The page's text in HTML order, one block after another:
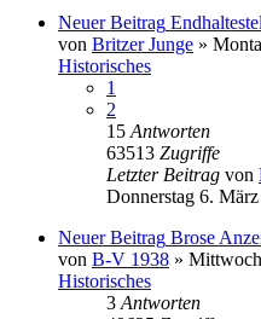
Neuer Beitrag
von Britzer Junge »
Historisches
1
2
15Antworten
63513 Zugriffe
Letzter Beitrag von
Donnerstag 6.
Neuer Beitrag Brose
von B-V 1938 »
Historisches
3Antworten